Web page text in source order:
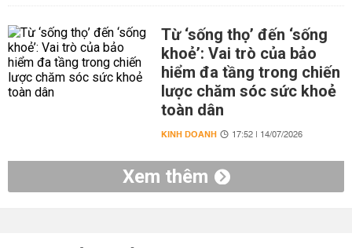
Từ ‘sống thọ’ đến ‘sống
khoẻ’: Vai trò của bảo
hiểm đa tầng trong chiến
lược chăm sóc sức khoẻ
toàn dân
KINH DOANH 17:52 | 14/07/2026
Xem thêm